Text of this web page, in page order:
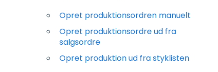
Opret produktionsordren manuelt
Opret produktionsordre ud fra
salgsordre
Opret produktion ud fra styklisten